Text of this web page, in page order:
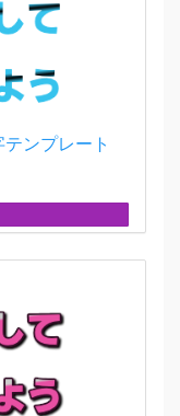
ンプレート